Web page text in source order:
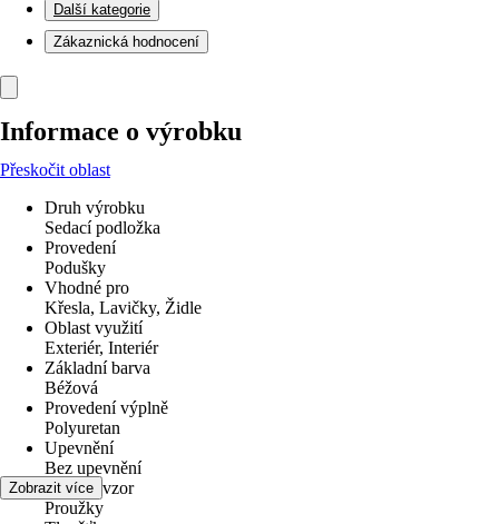
Další kategorie
Zákaznická hodnocení
Informace o výrobku
Přeskočit oblast
Druh výrobku
Sedací podložka
Provedení
Podušky
Vhodné pro
Křesla, Lavičky, Židle
Oblast využití
Exteriér, Interiér
Základní barva
Béžová
Provedení výplně
Polyuretan
Upevnění
Bez upevnění
Dekor / vzor
Proužky
Zobrazit více